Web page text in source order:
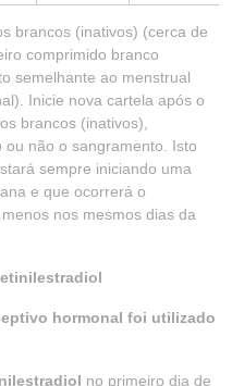
brancos (inativos) (cerca de
comprimido branco
semelhante ao menstrual
Inicie nova cartela após o
brancos (inativos),
não o sangramento. Isto
sempre iniciando uma
e que ocorrerá o
nos mesmos dias da
hormonal foi utilizado
no primeiro dia de